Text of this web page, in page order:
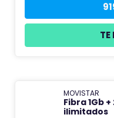
TE
MOVISTAR
Fibra 1Gb
ilimitados